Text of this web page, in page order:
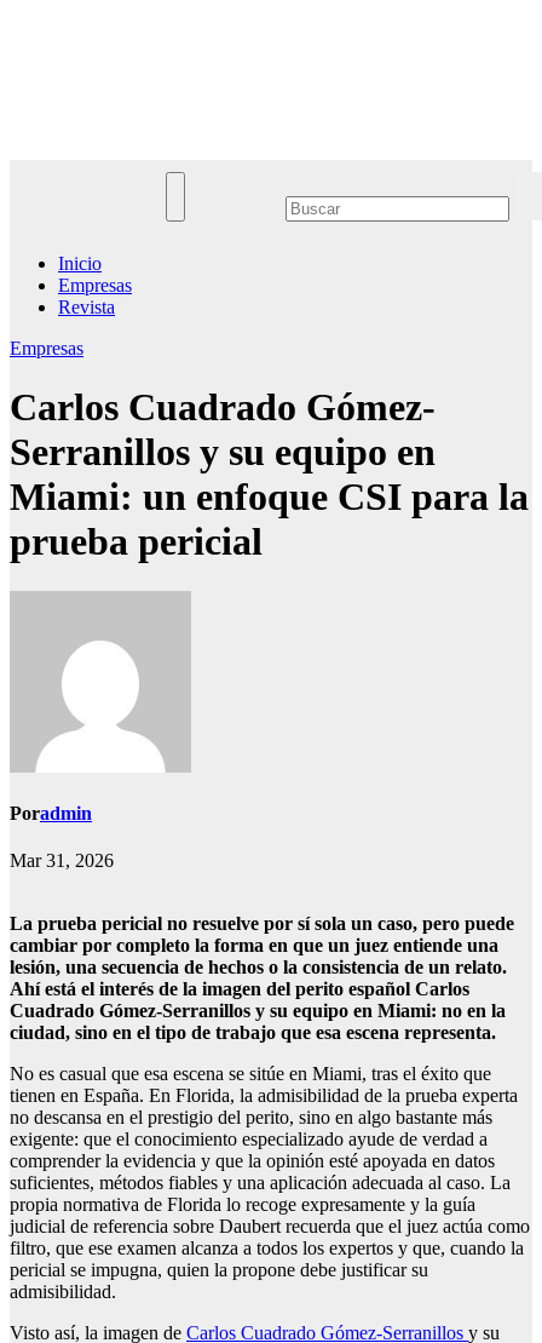
Inicio
Empresas
Revista
Empresas
Carlos Cuadrado Gómez-
Serranillos y su equipo en
Miami: un enfoque CSI para la
prueba pericial
Poradmin
Mar 31, 2026
La prueba pericial no resuelve por sí sola un caso, pero puede
cambiar por completo la forma en que un juez entiende una
lesión, una secuencia de hechos o la consistencia de un relato.
Ahí está el interés de la imagen del perito español Carlos
Cuadrado Gómez-Serranillos y su equipo en Miami: no en la
ciudad, sino en el tipo de trabajo que esa escena representa.
No es casual que esa escena se sitúe en Miami, tras el éxito que
tienen en España. En Florida, la admisibilidad de la prueba experta
no descansa en el prestigio del perito, sino en algo bastante más
exigente: que el conocimiento especializado ayude de verdad a
comprender la evidencia y que la opinión esté apoyada en datos
suficientes, métodos fiables y una aplicación adecuada al caso. La
propia normativa de Florida lo recoge expresamente y la guía
judicial de referencia sobre Daubert recuerda que el juez actúa como
filtro, que ese examen alcanza a todos los expertos y que, cuando la
pericial se impugna, quien la propone debe justificar su
admisibilidad.
Visto así, la imagen de Carlos Cuadrado Gómez-Serranillos y su